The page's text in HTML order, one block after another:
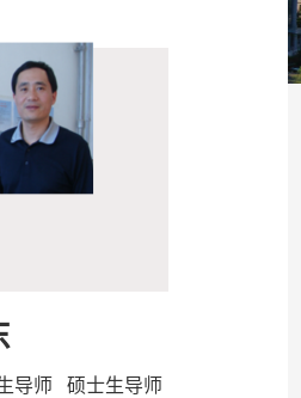
导师 硕士生导师